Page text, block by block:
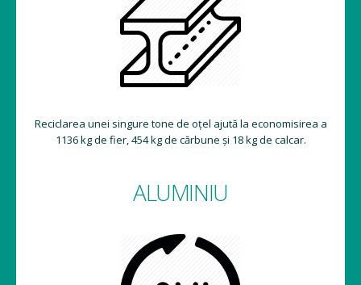
Reciclarea unei singure tone de oțel ajută la economisirea a
1136 kg de fier, 454 kg de cărbune și 18 kg de calcar.
ALUMINIU